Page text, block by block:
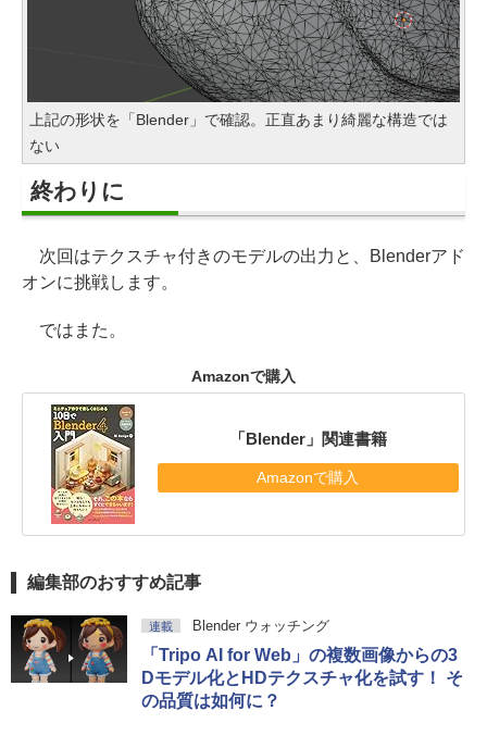
上記の形状を「Blender」で確認。正直あまり綺麗な構造では
ない
終わりに
次回はテクスチャ付きのモデルの出力と、Blenderアド
オンに挑戦します。
ではまた。
Amazonで購入
「Blender」関連書籍
Amazonで購入
編集部のおすすめ記事
連載 Blender ウォッチング
「Tripo AI for Web」の複数画像からの3
Dモデル化とHDテクスチャ化を試す！ そ
の品質は如何に？